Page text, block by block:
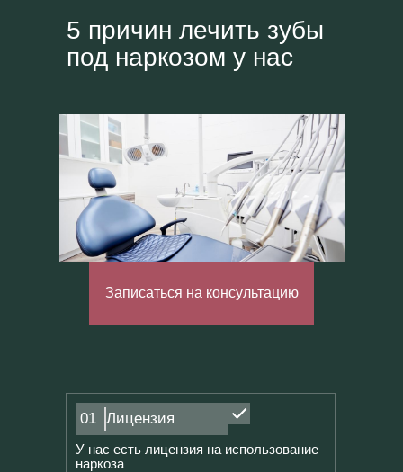
01 Лицензия
У нас есть лицензия на использование
наркоза
Записаться на консультацию
5 причин лечить зубы
под наркозом у нас